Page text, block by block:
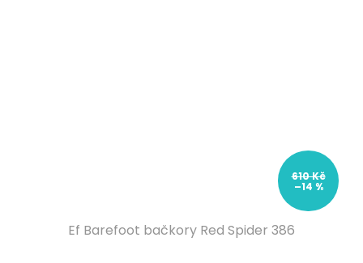
610 Kč
–14 %
Ef Barefoot bačkory Red Spider 386